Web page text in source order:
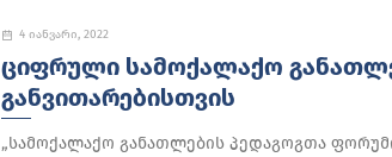
4 იანვარი, 2022
ᲪᲘᲤᲠᲣᲚᲘ ᲡᲐᲛᲝᲥᲐᲚᲐᲥᲝ
ᲒᲐᲜᲕᲘᲗᲐᲠᲔᲑᲘᲡᲗᲕᲘᲡ
„სამოქალაქო განათლების პედაგოგთა